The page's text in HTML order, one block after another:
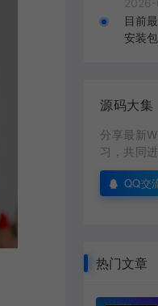
目前
安装
源码大集
分享最新
习，共同
QQ交
热门文章